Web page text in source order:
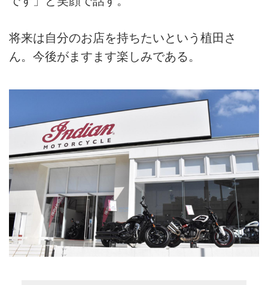
将来は自分のお店を持ちたいという植田さ
ん。今後がますます楽しみである。